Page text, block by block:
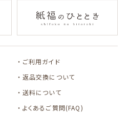
TEA STANDご利用ガイド
返品交換について
送料について
よくあるご質問(FAQ)